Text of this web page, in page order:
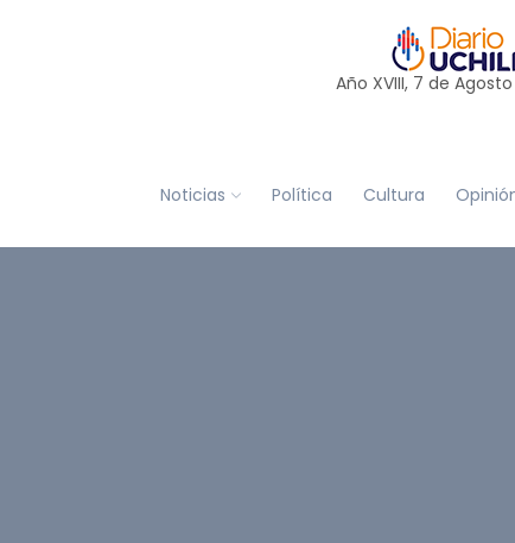
Año XVIII, 7 de Agosto
Noticias Política Cultura